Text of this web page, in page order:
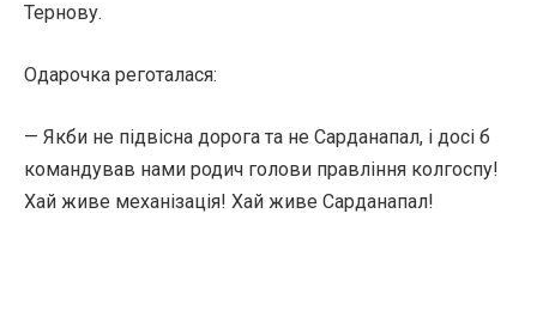
Тернову.
Одарочка реготалася:
— Якби не підвісна дорога та не Сарданапал, і досі б
командував нами родич голови правління колгоспу!
Хай живе механізація! Хай живе Сарданапал!